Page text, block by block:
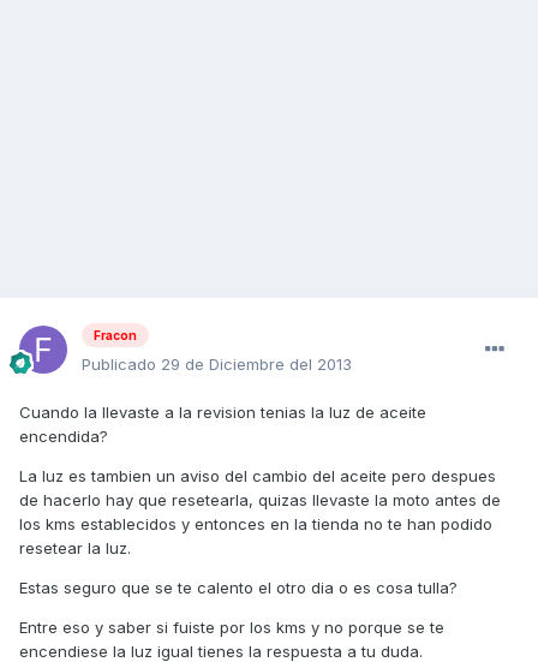
Fracon
Publicado 29 de Diciembre del 2013
Cuando la llevaste a la revision tenias la luz de aceite
encendida?
La luz es tambien un aviso del cambio del aceite pero despues
de hacerlo hay que resetearla, quizas llevaste la moto antes de
los kms establecidos y entonces en la tienda no te han podido
resetear la luz.
Estas seguro que se te calento el otro dia o es cosa tulla?
Entre eso y saber si fuiste por los kms y no porque se te
encendiese la luz igual tienes la respuesta a tu duda.